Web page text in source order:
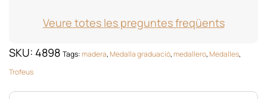
Veure totes les preguntes freqüents
SKU: 4898 Tags:madera,Medalla graduació,medallero,Medalles,
Trofeus